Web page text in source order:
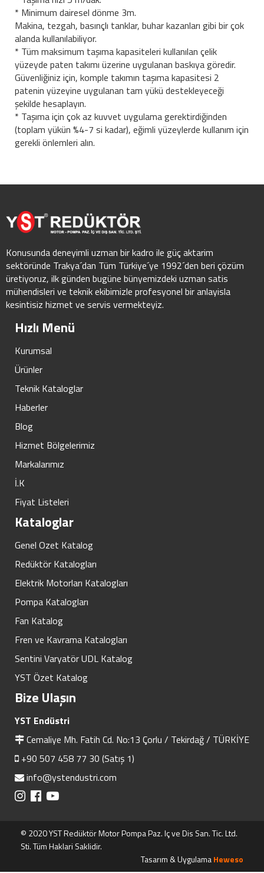
* Minimum dairesel dönme 3m.
Makina, tezgah, basınçlı tanklar, buhar kazanları gibi bir çok
alanda kullanılabiliyor.
* Tüm maksimum taşıma kapasiteleri kullanılan çelik
yüzeyde paten takımı üzerine uygulanan baskıya göredir.
Güvenliğiniz için, komple takımın taşıma kapasitesi 2
patenin yüzeyine uygulanan tam yükü destekleyeceği
şekilde hesaplayın.
* Taşıma için çok az kuvvet uygulama gerektirdiğinden
(toplam yükün %4-7 si kadar), eğimli yüzeylerde kullanım için
gerekli önlemleri alın.
Konusunda deneyimli uzman bir kadro ile güç aktarim
sektöründe Trakya´dan Tüm Türkiye´ye 1992´den beri çözüm
üretiyoruz, ilk günden bugüne bünyemizdeki uzman satis
mühendisleri ve teknik ekibimizle profesyonel bir anlayisla
kesintisiz hizmet ve servis vermekteyiz.
Hızlı Menü
Kurumsal
Ürünler
Teknik Kataloglar
Haberler
Blog
Hizmet Bölgelerimiz
Markalarımız
İ.K
Fiyat Listeleri
Kataloglar
Genel Ozet Katalog
Redüktör Katalogları
Elektrik Motorları Katalogları
Pompa Katalogları
Fan Katalog
Fren ve Kavrama Katalogları
Sentini Varyatör UDL Katalog
YST Özet Katalog
Bize Ulaşın
YST Endüstri
Cemaliye Mh. Fatih Cd. No:13 Çorlu / Tekirdağ / TÜRKİYE
+90 507 458 77 30 (Satış 1)
info@ystendustri.com
© 2020 YST Redüktör Motor Pompa Paz. Iç ve Dis San. Tic. Ltd.
Sti. Tüm Haklari Saklidir.
Tasarım & UygulamaHeweso